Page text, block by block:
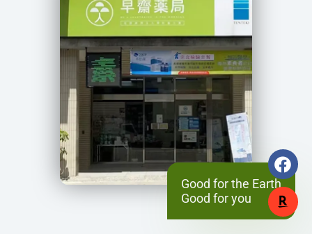
F
a
c
e
b
Good for the Earth
Good for you